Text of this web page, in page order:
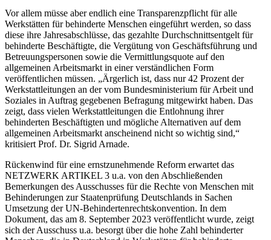
Vor allem müsse aber endlich eine Transparenzpflicht für alle
Werkstätten für behinderte Menschen eingeführt werden, so dass
diese ihre Jahresabschlüsse, das gezahlte Durchschnittsentgelt für
behinderte Beschäftigte, die Vergütung von Geschäftsführung und
Betreuungspersonen sowie die Vermittlungsquote auf den
allgemeinen Arbeitsmarkt in einer verständlichen Form
veröffentlichen müssen. „Ärgerlich ist, dass nur 42 Prozent der
Werkstattleitungen an der vom Bundesministerium für Arbeit und
Soziales in Auftrag gegebenen Befragung mitgewirkt haben. Das
zeigt, dass vielen Werkstattleitungen die Entlohnung ihrer
behinderten Beschäftigten und mögliche Alternativen auf dem
allgemeinen Arbeitsmarkt anscheinend nicht so wichtig sind,“
kritisiert Prof. Dr. Sigrid Arnade.
Rückenwind für eine ernstzunehmende Reform erwartet das
NETZWERK ARTIKEL 3 u.a. von den Abschließenden
Bemerkungen des Ausschusses für die Rechte von Menschen mit
Behinderungen zur Staatenprüfung Deutschlands in Sachen
Umsetzung der UN-Behindertenrechtskonvention. In dem
Dokument, das am 8. September 2023 veröffentlicht wurde, zeigt
sich der Ausschuss u.a. besorgt über die hohe Zahl behinderter